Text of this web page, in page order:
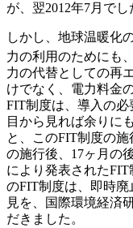
が、翌2012年7月でし
しかし、地球温暖化
力の利用のためにも
力の代替としての再
けでなく、電力料金
FIT制度は、導入の
目から見れば余りに
と、このFIT制度の
の施行後、17ヶ月の
により発表された
のFIT制度は、即時
見を、国際環境経済
だきました。